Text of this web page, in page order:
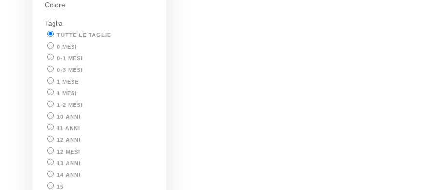
Colore
Taglia
TUTTE LE TAGLIE
0 MESI
0-1 MESI
0-3 MESI
1 MESE
1 MESI
1-2 MESI
10 ANNI
11 ANNI
12 ANNI
12 MESI
13 ANNI
14 ANNI
15